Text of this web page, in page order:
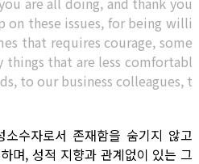
on these issues, for being willi
that requires courage, some
that are less comfortabl
to our business colleagues, t
수자로서 존재함을 숨기지 않고
며, 성적 지향과 관계없이 있는 그